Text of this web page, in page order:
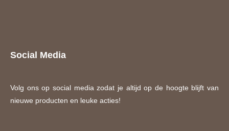
Social Media
Volg ons op social media zodat je altijd op de hoogte blijft van
nieuwe producten en leuke acties!